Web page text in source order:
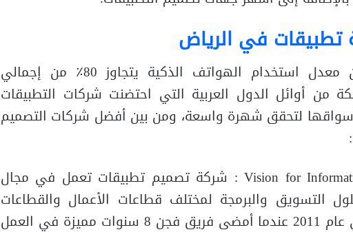
في الرياض
توصلت الدراسات إلى أن معدل استخدام الهواتف الذكية يتجاوز 80٪ من إجمالي
من أوائل الدول العربية التي احتضنت شركات التطبيقات
لتحقق شهرة واسعة، ومن بين أفضل شركات التصميم
Vision for Information Technology Fgen : شركة تصميم تطبيقات تعمل في مجال
التسويق والبرمجة لمختلف قطاعات الأعمال والقطاعات
العامة، بدأت فجن في عام 2011 عندما أمضى فريق فجن 8 سنوات مميزة في العمل